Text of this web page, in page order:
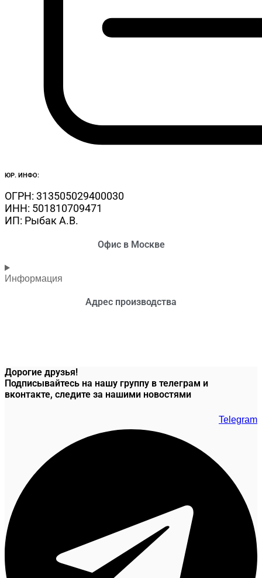
ЮР. ИНФО:​
ОГРН: 313505029400030
ИНН: 501810709471
ИП: Рыбак А.В.
Офис в Москве
Информация
Адрес производства
Дорогие друзья!
Подписывайтесь на нашу группу в телеграм и
вконтакте, следите за нашими новостями
Telegram